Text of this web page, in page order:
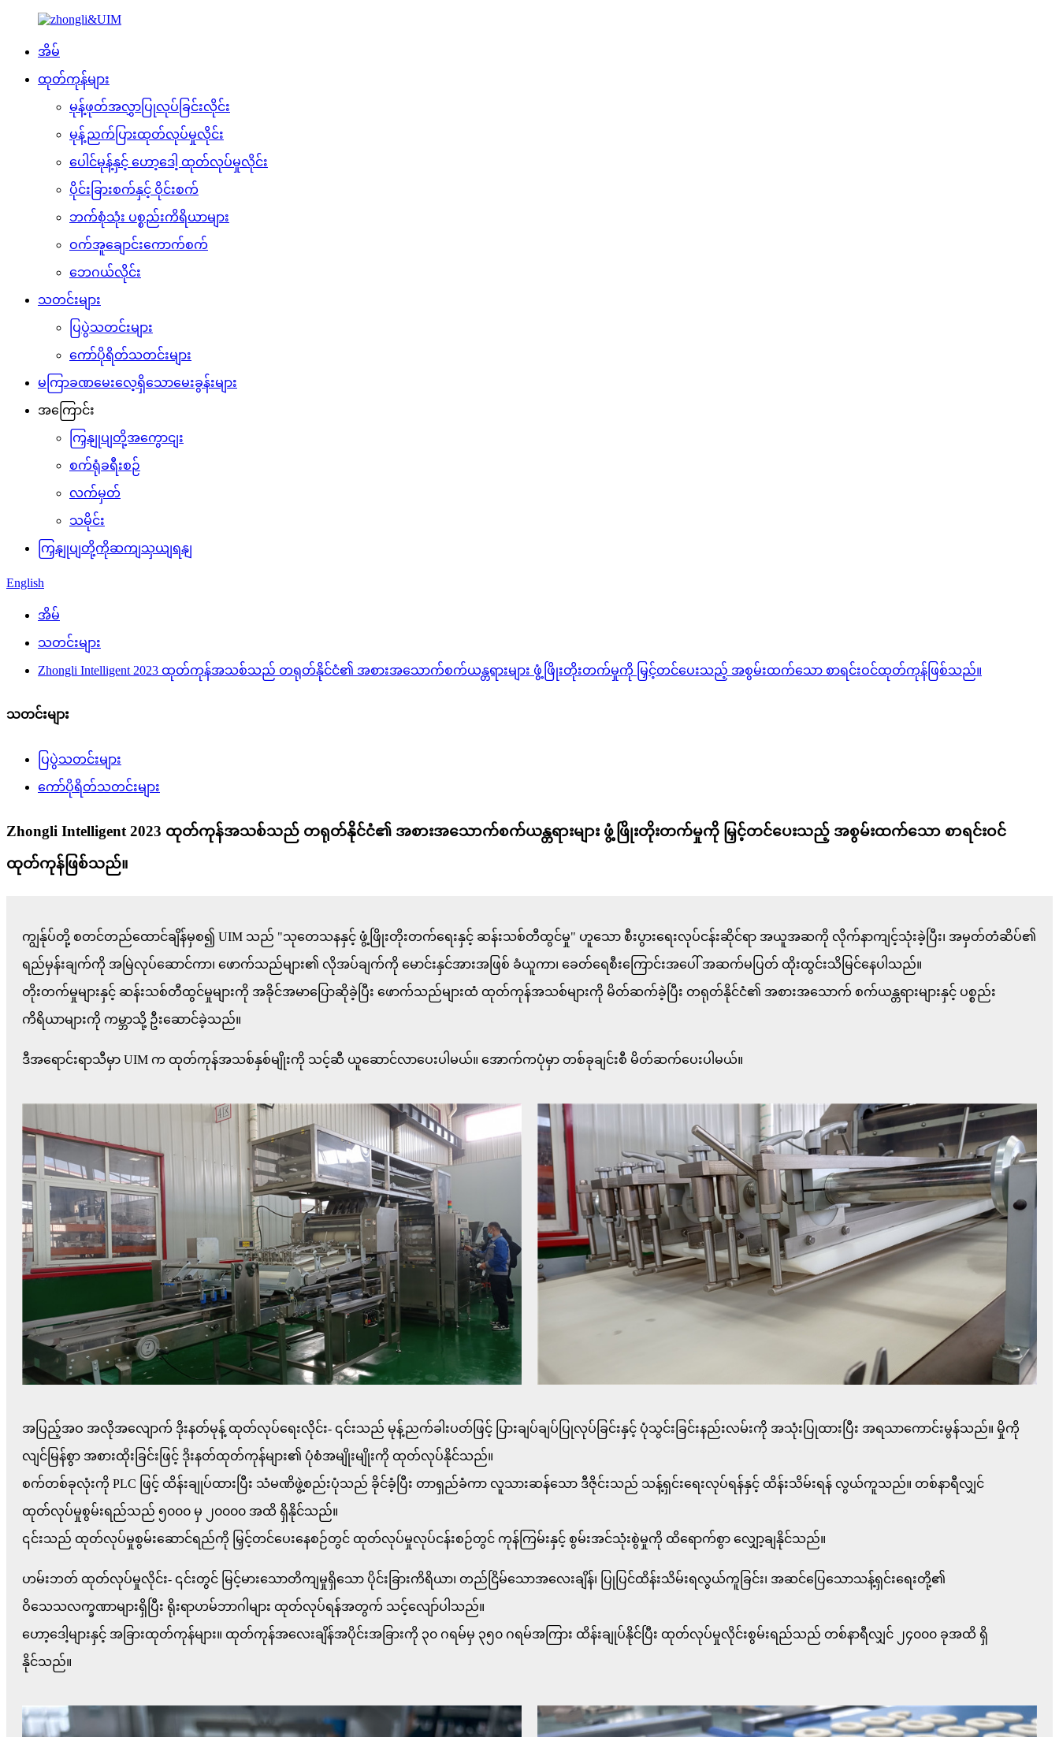
အိမ်
ထုတ်ကုန်များ
မုန့်ဖုတ်အလွှာပြုလုပ်ခြင်းလိုင်း
မုန့်ညက်ပြားထုတ်လုပ်မှုလိုင်း
ပေါင်မုန့်နှင့် ဟော့ဒေါ့ ထုတ်လုပ်မှုလိုင်း
ပိုင်းခြားစက်နှင့် ဝိုင်းစက်
ဘက်စုံသုံး ပစ္စည်းကိရိယာများ
ဝက်အူချောင်းကောက်စက်
ဘေဂယ်လိုင်း
သတင်းများ
ပြပွဲသတင်းများ
ကော်ပိုရိတ်သတင်းများ
မကြာခဏမေးလေ့ရှိသောမေးခွန်းများ
အကြောင်း
ကြှနျုပျတို့အကွောငျး
စက်ရုံခရီးစဉ်
လက်မှတ်
သမိုင်း
ကြှနျုပျတို့ကိုဆကျသှယျရနျ
English
အိမ်
သတင်းများ
Zhongli Intelligent 2023 ထုတ်ကုန်အသစ်သည် တရုတ်နိုင်ငံ၏ အစားအသောက်စက်ယန္တရားများ ဖွံ့ဖြိုးတိုးတက်မှုကို မြှင့်တင်ပေးသည့် အစွမ်းထက်သော စာရင်းဝင်ထုတ်ကုန်ဖြစ်သည်။
သတင်းများ
ပြပွဲသတင်းများ
ကော်ပိုရိတ်သတင်းများ
Zhongli Intelligent 2023 ထုတ်ကုန်အသစ်သည် တရုတ်နိုင်ငံ၏ အစားအသောက်စက်ယန္တရားများ ဖွံ့ဖြိုးတိုးတက်မှုကို မြှင့်တင်ပေးသည့် အစွမ်းထက်သော စာရင်းဝင်
ထုတ်ကုန်ဖြစ်သည်။
ကျွန်ုပ်တို့ စတင်တည်ထောင်ချိန်မှစ၍ UIM သည် "သုတေသနနှင့် ဖွံ့ဖြိုးတိုးတက်ရေးနှင့် ဆန်းသစ်တီထွင်မှု" ဟူသော စီးပွားရေးလုပ်ငန်းဆိုင်ရာ အယူအဆကို လိုက်နာကျင့်သုံးခဲ့ပြီး၊ အမှတ်တံဆိပ်၏
ရည်မှန်းချက်ကို အမြဲလုပ်ဆောင်ကာ၊ ဖောက်သည်များ၏ လိုအပ်ချက်ကို မောင်းနှင်အားအဖြစ် ခံယူကာ၊ ခေတ်ရေစီးကြောင်းအပေါ် အဆက်မပြတ် ထိုးထွင်းသိမြင်နေပါသည်။
တိုးတက်မှုများနှင့် ဆန်းသစ်တီထွင်မှုများကို အခိုင်အမာပြောဆိုခဲ့ပြီး ဖောက်သည်များထံ ထုတ်ကုန်အသစ်များကို မိတ်ဆက်ခဲ့ပြီး တရုတ်နိုင်ငံ၏ အစားအသောက် စက်ယန္တရားများနှင့် ပစ္စည်း
ကိရိယာများကို ကမ္ဘာသို့ ဦးဆောင်ခဲ့သည်။
ဒီအရောင်းရာသီမှာ UIM က ထုတ်ကုန်အသစ်နှစ်မျိုးကို သင့်ဆီ ယူဆောင်လာပေးပါမယ်။ အောက်ကပုံမှာ တစ်ခုချင်းစီ မိတ်ဆက်ပေးပါမယ်။
အပြည့်အဝ အလိုအလျောက် ဒိုးနတ်မုန့် ထုတ်လုပ်ရေးလိုင်း- ၎င်းသည် မုန့်ညက်ခါးပတ်ဖြင့် ပြားချပ်ချပ်ပြုလုပ်ခြင်းနှင့် ပုံသွင်းခြင်းနည်းလမ်းကို အသုံးပြုထားပြီး အရသာကောင်းမွန်သည်။ မှိုကို
လျင်မြန်စွာ အစားထိုးခြင်းဖြင့် ဒိုးနတ်ထုတ်ကုန်များ၏ ပုံစံအမျိုးမျိုးကို ထုတ်လုပ်နိုင်သည်။
စက်တစ်ခုလုံးကို PLC ဖြင့် ထိန်းချုပ်ထားပြီး သံမဏိဖွဲ့စည်းပုံသည် ခိုင်ခံ့ပြီး တာရှည်ခံကာ လူသားဆန်သော ဒီဇိုင်းသည် သန့်ရှင်းရေးလုပ်ရန်နှင့် ထိန်းသိမ်းရန် လွယ်ကူသည်။ တစ်နာရီလျှင်
ထုတ်လုပ်မှုစွမ်းရည်သည် ၅၀၀၀ မှ ၂၀၀၀၀ အထိ ရှိနိုင်သည်။
၎င်းသည် ထုတ်လုပ်မှုစွမ်းဆောင်ရည်ကို မြှင့်တင်ပေးနေစဉ်တွင် ထုတ်လုပ်မှုလုပ်ငန်းစဉ်တွင် ကုန်ကြမ်းနှင့် စွမ်းအင်သုံးစွဲမှုကို ထိရောက်စွာ လျှော့ချနိုင်သည်။
ဟမ်းဘတ် ထုတ်လုပ်မှုလိုင်း- ၎င်းတွင် မြင့်မားသောတိကျမှုရှိသော ပိုင်းခြားကိရိယာ၊ တည်ငြိမ်သောအလေးချိန်၊ ပြုပြင်ထိန်းသိမ်းရလွယ်ကူခြင်း၊ အဆင်ပြေသောသန့်ရှင်းရေးတို့၏
ဝိသေသလက္ခဏာများရှိပြီး ရိုးရာဟမ်ဘာဂါများ ထုတ်လုပ်ရန်အတွက် သင့်လျော်ပါသည်။
ဟော့ဒေါ့များနှင့် အခြားထုတ်ကုန်များ။ ထုတ်ကုန်အလေးချိန်အပိုင်းအခြားကို ၃၀ ဂရမ်မှ ၃၅၀ ဂရမ်အကြား ထိန်းချုပ်နိုင်ပြီး ထုတ်လုပ်မှုလိုင်းစွမ်းရည်သည် တစ်နာရီလျှင် ၂၄၀၀၀ ခုအထိ ရှိ
နိုင်သည်။